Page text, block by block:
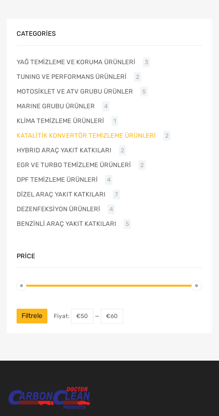
CATEGORIES
YAĞ TEMİZLEME VE KORUMA ÜRÜNLERİ 3
TUNING VE PERFORMANS ÜRÜNLERİ 2
MOTOSİKLET VE ATV GRUBU ÜRÜNLER 5
MARINE GRUBU ÜRÜNLER 4
KLİMA TEMİZLEME ÜRÜNLERİ 1
KATALİTİK KONVERTÖR TEMİZLEME ÜRÜNLERİ 2
HYBRID ARAÇ YAKIT KATKILARI 2
EGR VE TURBO TEMİZLEME ÜRÜNLERİ 2
DPF TEMİZLEME ÜRÜNLERİ 4
DİZEL ARAÇ YAKIT KATKILARI 7
DEZENFEKSİYON ÜRÜNLERİ 4
BENZİNLİ ARAÇ YAKIT KATKILARI 5
PRICE
Filtrele Fiyat: €50 — €60